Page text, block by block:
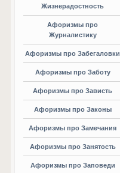
Жизнерадостность
Афоризмы про
Журналистику
Афоризмы про Забегаловки
Афоризмы про Заботу
Афоризмы про Зависть
Афоризмы про Законы
Афоризмы про Замечания
Афоризмы про Занятость
Афоризмы про Заповеди